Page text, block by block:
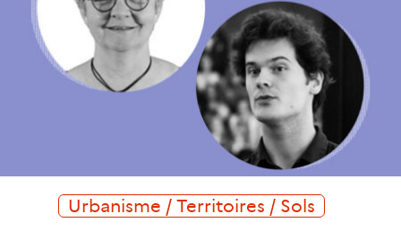
Urbanisme / Territoires / Sols